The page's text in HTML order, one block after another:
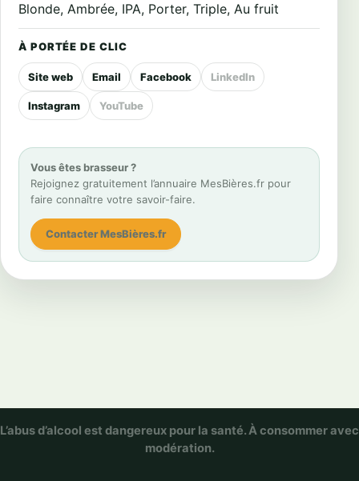
Blonde, Ambrée, IPA, Porter, Triple, Au fruit
À PORTÉE DE CLIC
Site web Email Facebook LinkedIn
Instagram YouTube
Vous êtes brasseur ?
Rejoignez gratuitement l’annuaire MesBières.fr pour
faire connaître votre savoir-faire.
Contacter MesBières.fr
L’abus d’alcool est dangereux pour la santé. À consommer avec
modération.